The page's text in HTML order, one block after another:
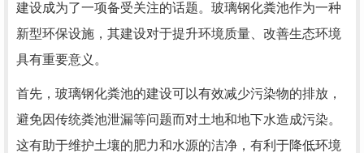
建设成为了一项备受关注的话题。玻璃钢化粪池作为一种
新型环保设施，其建设对于提升环境质量、改善生态环境
具有重要意义。
首先，玻璃钢化粪池的建设可以有效减少污染物的排放，
避免因传统粪池泄漏等问题而对土地和地下水造成污染。
这有助于维护土壤的肥力和水源的洁净，有利于降低环境